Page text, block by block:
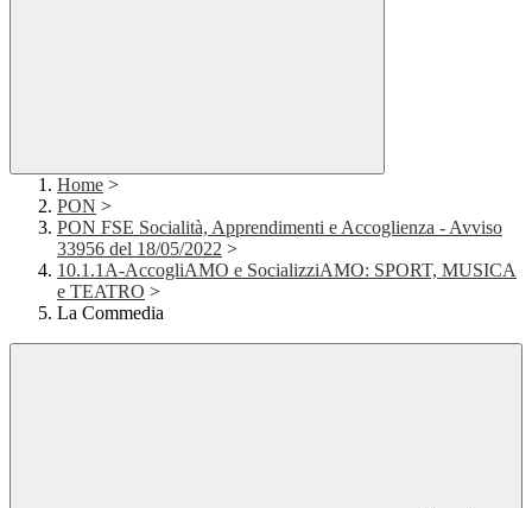
Home >
PON >
PON FSE Socialità, Apprendimenti e Accoglienza - Avviso
33956 del 18/05/2022 >
10.1.1A-AccogliAMO e SocializziAMO: SPORT, MUSICA
e TEATRO >
La Commedia